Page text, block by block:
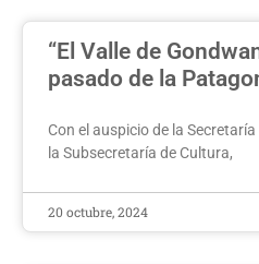
“El Valle de
pasado de la
Con el auspicio de la
la Subsecretaría de Cultura,
20 octubre, 2024